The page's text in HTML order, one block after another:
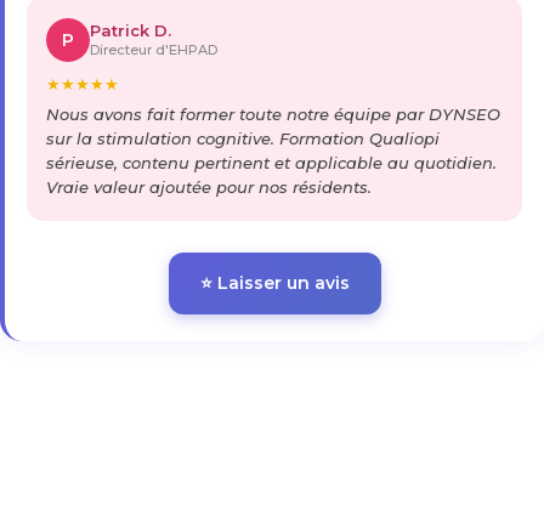
P Patrick D.
Directeur d'EHPAD
★★★★★
Nous avons fait former toute notre équipe par DYNSEO
sur la stimulation cognitive. Formation Qualiopi
sérieuse, contenu pertinent et applicable au quotidien.
Vraie valeur ajoutée pour nos résidents.
⭐ Laisser un avis